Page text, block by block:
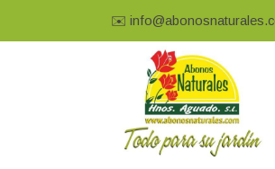
✉️